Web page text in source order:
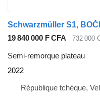
19 840 000 F CFA 732 000
Semi-remorque plateau
2022
République tchèque,